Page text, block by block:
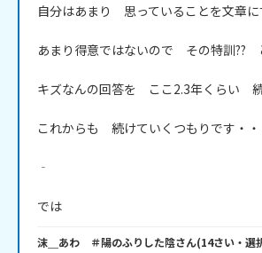
自分はあまり　思っていることを文章
あまり得意ではないので　その特訓??　
キズなんの回答を　ここ2.3年くらい　
これからも　続けていくつもりです・・
‐
では
沫＿あわ ＃陽のふりした陰さん(14さい・ 選